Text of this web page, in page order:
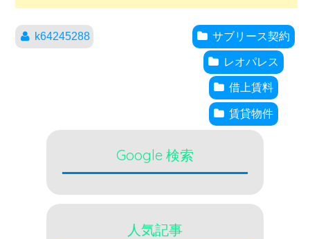
k64245288 サブリース契約
レオパレス
借上賃料
賃貸物件
Google 検索
人気記事